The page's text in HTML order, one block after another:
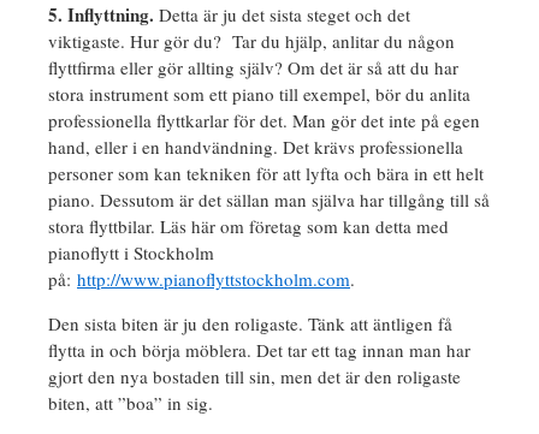
5. Inflyttning. Detta är ju det sista steget och det
viktigaste. Hur gör du? Tar du hjälp, anlitar du någon
flyttfirma eller gör allting själv? Om det är så att du har
stora instrument som ett piano till exempel, bör du anlita
professionella flyttkarlar för det. Man gör det inte på egen
hand, eller i en handvändning. Det krävs professionella
personer som kan tekniken för att lyfta och bära in ett helt
piano. Dessutom är det sällan man själva har tillgång till så
stora flyttbilar. Läs här om företag som kan detta med
pianoflytt i Stockholm
på: http://www.pianoflyttstockholm.com.
Den sista biten är ju den roligaste. Tänk att äntligen få
flytta in och börja möblera. Det tar ett tag innan man har
gjort den nya bostaden till sin, men det är den roligaste
biten, att ”boa” in sig.